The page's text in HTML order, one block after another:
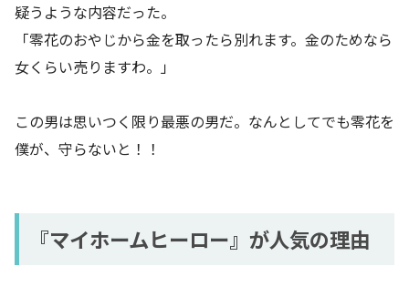
疑うような内容だった。
「零花のおやじから金を取ったら別れます。金のためなら
女くらい売りますわ。」
この男は思いつく限り最悪の男だ。なんとしてでも零花を
僕が、守らないと！！
『マイホームヒーロー』が人気の理由